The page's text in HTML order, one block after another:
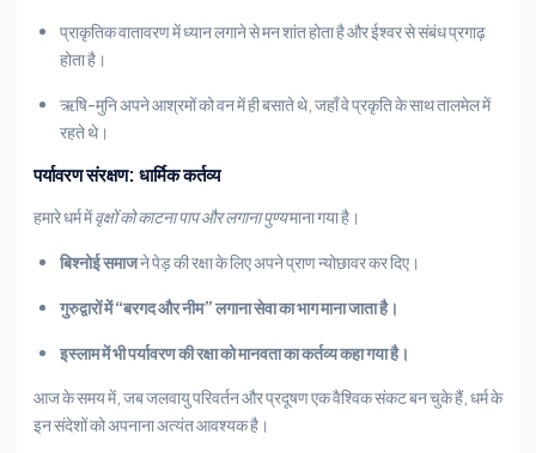
प्राकृतिक वातावरण में ध्यान लगाने से मन शांत होता है और ईश्वर से संबंध प्रगाढ़
होता है।
ऋषि-मुनि अपने आश्रमों को वन में ही बसाते थे, जहाँ वे प्रकृति के साथ तालमेल में
रहते थे।
पर्यावरण संरक्षण: धार्मिक कर्तव्य
हमारे धर्म मेंवृक्षों को काटना पाप और लगाना पुण्यमाना गया है।
बिश्नोई समाजने पेड़ की रक्षा के लिए अपने प्राण न्योछावर कर दिए।
गुरुद्वारों में “बरगद और नीम” लगाना सेवा का भाग माना जाता है।
इस्लाम में भी पर्यावरण की रक्षा को मानवता का कर्तव्य कहा गया है।
आज के समय में, जब जलवायु परिवर्तन और प्रदूषण एक वैश्विक संकट बन चुके हैं, धर्म के
इन संदेशों को अपनाना अत्यंत आवश्यक है।